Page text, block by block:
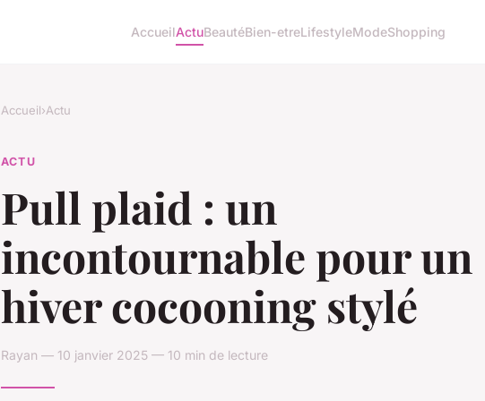
AccueilActuBeautéBien-etreLifestyleModeShopping
Accueil›Actu
ACTU
Pull plaid : un
incontournable pour un
hiver cocooning stylé
Rayan — 10 janvier 2025 — 10 min de lecture